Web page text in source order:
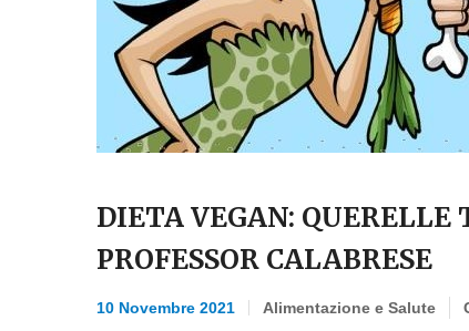
DIETA VEGAN:
PROFESSOR CALABRESE
10 Novembre 2021 Alimentazione e Salute